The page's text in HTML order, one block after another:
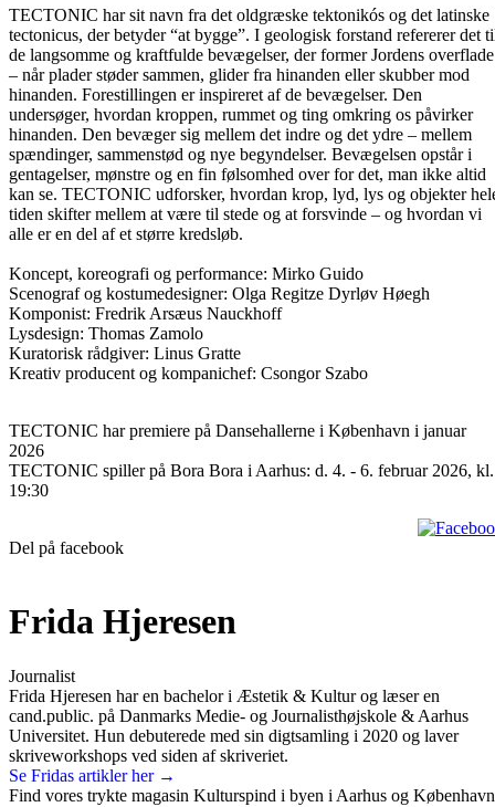
TECTONIC har sit navn fra det oldgræske tektonikós og det latinske
tectonicus, der betyder “at bygge”. I geologisk forstand refererer det
de langsomme og kraftfulde bevægelser, der former Jordens overflade
– når plader støder sammen, glider fra hinanden eller skubber mod
hinanden. Forestillingen er inspireret af de bevægelser. Den
undersøger, hvordan kroppen, rummet og ting omkring os påvirker
hinanden. Den bevæger sig mellem det indre og det ydre – mellem
spændinger, sammenstød og nye begyndelser. Bevægelsen opstår i
gentagelser, mønstre og en fin følsomhed over for det, man ikke altid
kan se. TECTONIC udforsker, hvordan krop, lyd, lys og objekter
tiden skifter mellem at være til stede og at forsvinde – og hvordan vi
alle er en del af et større kredsløb.
Koncept, koreografi og performance: Mirko Guido
Scenograf og kostumedesigner: Olga Regitze Dyrløv Høegh
Komponist: Fredrik Arsæus Nauckhoff
Lysdesign: Thomas Zamolo
Kuratorisk rådgiver: Linus Gratte
Kreativ producent og kompanichef: Csongor Szabo
TECTONIC har premiere på Dansehallerne i København i januar
2026
TECTONIC spiller på Bora Bora i Aarhus: d. 4. - 6. februar 2026, kl.
19:30
Del på facebook
Frida Hjeresen
Journalist
Frida Hjeresen har en bachelor i Æstetik & Kultur og læser en
cand.public. på Danmarks Medie- og Journalisthøjskole & Aarhus
Universitet. Hun debuterede med sin digtsamling i 2020 og laver
skriveworkshops ved siden af skriveriet.
Se Fridas artikler her →
Find vores trykte magasin Kulturspind i byen i Aarhus og København